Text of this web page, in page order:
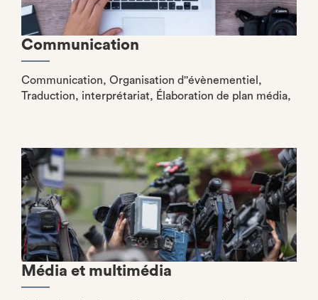
Communication
Communication, Organisation d''évènementiel,
Traduction, interprétariat, Élaboration de plan média,
Média et multimédia